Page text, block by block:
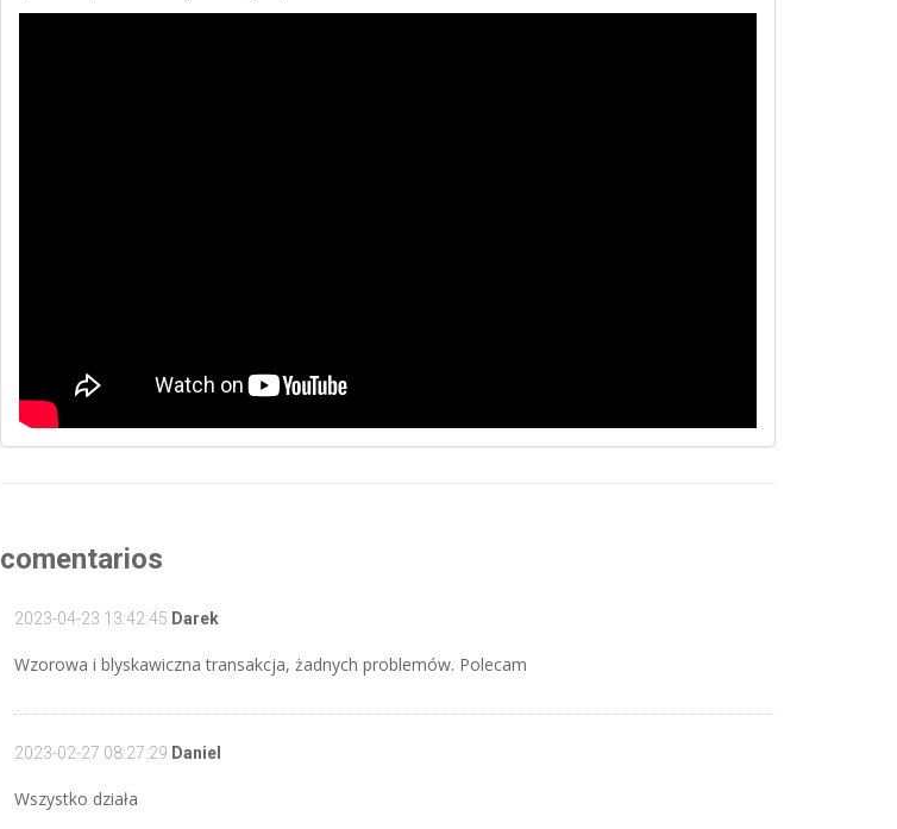
comentarios
2023-04-23 13:42:45 Darek
Wzorowa i blyskawiczna transakcja, żadnych problemów. Polecam
2023-02-27 08:27:29 Daniel
Wszystko działa